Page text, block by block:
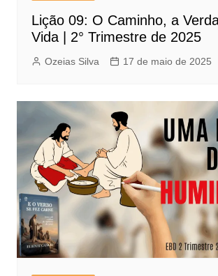
Lição 09: O Caminho, a
Vida | 2° Trimestre de 2025
Ozeias Silva 17 de maio de 2025